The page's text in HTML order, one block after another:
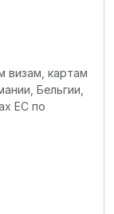
визам, картам
Бельгии,
ЕС по